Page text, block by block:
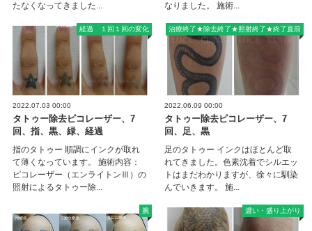
たなくなってきました...
なりました。 施術...
経過 １回１回の変化
2022.07.03 00:00
タトゥー除去ピコレーザー、7
回、指、黒、緑、経過
指のタトゥー 順調にインクが取れ
て薄くなっています。 施術内容：
ピコレーザー（エンライトンⅢ）の
照射によるタトゥー除...
治療終了★除去終了★照射終了★終了直前
2022.06.09 00:00
タトゥー除去ピコレーザー、7
回、足、黒
足のタトゥー インクはほとんど取
れてきました。色素沈着でシルエッ
トはまだわかりますが、徐々に馴染
んでいきます。 施...
腕 濃い・盛り上がり